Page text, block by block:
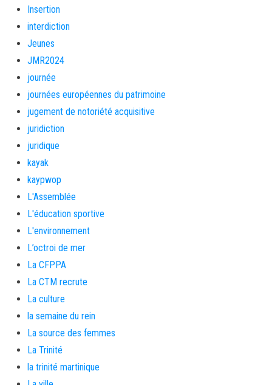
Insertion
interdiction
Jeunes
JMR2024
journée
journées européennes du patrimoine
jugement de notoriété acquisitive
juridiction
juridique
kayak
kaypwop
L'Assemblée
L'éducation sportive
L'environnement
L’octroi de mer
La CFPPA
La CTM recrute
La culture
la semaine du rein
La source des femmes
La Trinité
la trinité martinique